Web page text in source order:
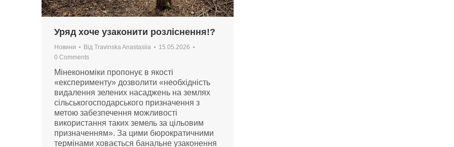
Уряд хоче узаконити розліснення!?
Новини Від Travinska Anastasiia
15.05.2026
0 Comments
Мінекономіки пропонує в якості
«експерименту» дозволити «необхідність
видалення зелених насаджень на землях
сільськогосподарського призначення з
метою забезпечення можливості
використання таких земель за цільовим
призначенням». За цими бюрократичними
термінами ховається банальне узаконення